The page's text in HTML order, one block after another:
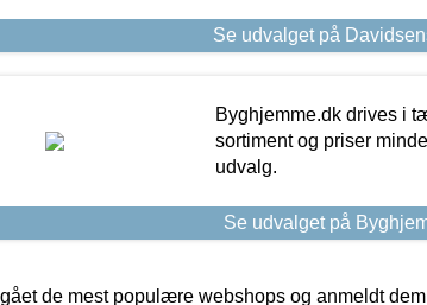
Se udvalget på
Byghjemme.dk drives i
sortiment og priser
udvalg.
Se udvalget på
de mest populære webshops og anmeldt